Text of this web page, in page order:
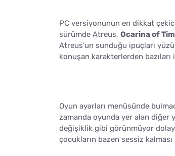
PC versiyonunun en dikkat
sürümde Atreus, Ocarina of
Atreus'un sunduğu ipuçları
konuşan karakterlerden
Oyun ayarları menüsünde
zamanda oyunda yer alan diğer
değişiklik gibi görünmüyor
çocukların bazen sessiz